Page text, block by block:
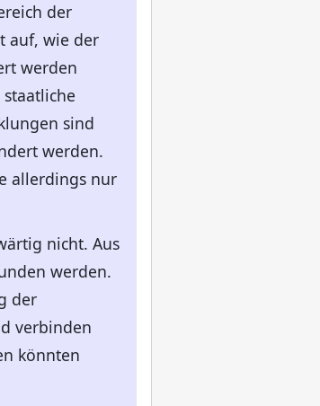
der
auf, wie der
werden
sind
werden.
allerdings nur
nicht. Aus
werden.
der
verbinden
könnten